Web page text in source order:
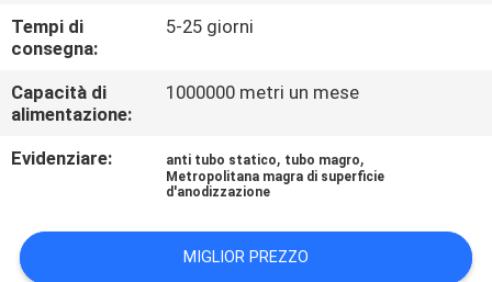
NOTIZIE
CASI
RICHIEDA
CITAZIONE
Tempi di
consegna:
5-25 giorni
Capacità di
alimentazione:
1000000 metri un mese
Evidenziare: anti tubo statico, tubo magro,
Metropolitana magra di superficie
d'anodizzazione
MIGLIOR PREZZO